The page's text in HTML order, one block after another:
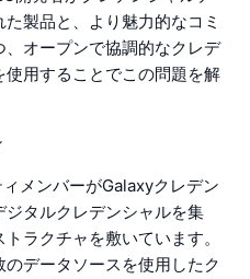
製品と、より魅力的なコミ
オープンで協調的なクレデ
用することでこの問題を解
メンバーがGalaxyクレデン
タルクレデンシャルを集
ラクチャを敷いています。
データソースを使用したク